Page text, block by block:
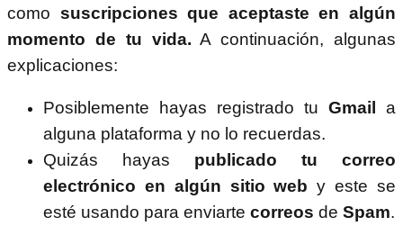
como suscripciones que aceptaste en algún
momento de tu vida. A continuación, algunas
explicaciones:
Posiblemente hayas registrado tu Gmail a
alguna plataforma y no lo recuerdas.
Quizás hayas publicado tu correo
electrónico en algún sitio web y este se
esté usando para enviarte correos de Spam.